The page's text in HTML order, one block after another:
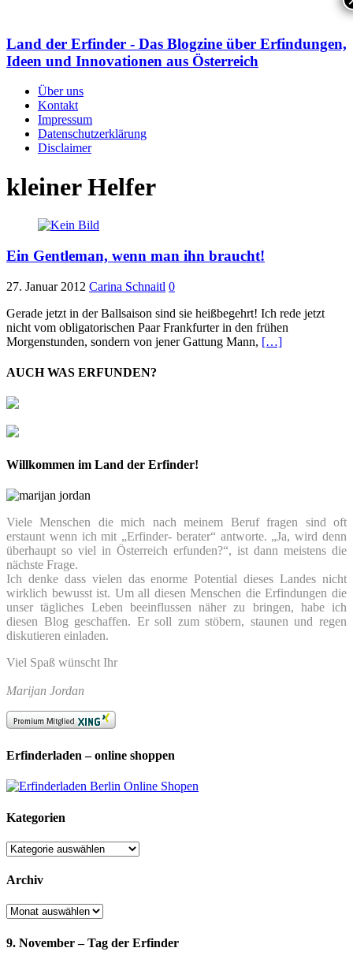
Land der Erfinder - Das Blogzine über Erfindungen,
Ideen und Innovationen aus Österreich
Über uns
Kontakt
Impressum
Datenschutzerklärung
Disclaimer
kleiner Helfer
Ein Gentleman, wenn man ihn braucht!
27. Januar 2012 Carina Schnaitl 0
Gerade jetzt in der Ballsaison sind sie heißbegehrt! Ich rede jetzt
nicht vom obligatorischen Paar Frankfurter in den frühen
Morgenstunden, sondern von jener Gattung Mann, […]
AUCH WAS ERFUNDEN?
Willkommen im Land der Erfinder!
Viele Menschen die mich nach meinem Beruf fragen sind oft
erstaunt wenn ich mit „Erfinder- berater“ antworte. „Ja, wird denn
überhaupt so viel in Österreich erfunden?“, ist dann meistens die
nächste Frage.
Ich denke dass vielen das enorme Potential dieses Landes nicht
wirklich bewusst ist. Um all diesen Menschen die Erfindungen die
unser tägliches Leben beeinflussen näher zu bringen, habe ich
diesen Blog geschaffen. Er soll zum stöbern, staunen und regen
diskutieren einladen.
Viel Spaß wünscht Ihr
Marijan Jordan
Erfinderladen – online shoppen
Kategorien
Kategorien
Archiv
Archiv
9. November – Tag der Erfinder